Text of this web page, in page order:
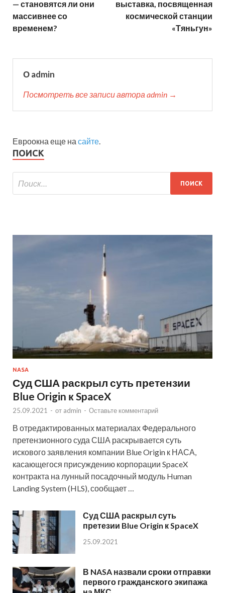
— становятся ли они
массивнее со
временем?
выставка, посвященная
космической станции
«Тяньгун»
О admin
Посмотреть все записи автора admin →
Евроокна еще на сайте.
ПОИСК
NASA
Суд США раскрыл суть претензии
Blue Origin к SpaceX
25.09.2021 - от admin - Оставьте комментарий
В отредактированных материалах Федерального
претензионного суда США раскрывается суть
искового заявления компании Blue Origin к НАСА,
касающегося присуждению корпорации SpaceX
контракта на лунный посадочный модуль Human
Landing System (HLS), сообщает …
Суд США раскрыл суть
претезии Blue Origin к SpaceX
25.09.2021
В NASA назвали сроки отправки
первого гражданского экипажа